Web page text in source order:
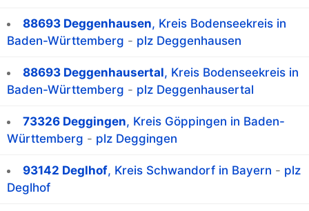
88693 Deggenhausen, Kreis Bodenseekreis in
Baden-Württemberg - plz Deggenhausen
88693 Deggenhausertal, Kreis Bodenseekreis in
Baden-Württemberg - plz Deggenhausertal
73326 Deggingen, Kreis Göppingen in Baden-
Württemberg - plz Deggingen
93142 Deglhof, Kreis Schwandorf in Bayern - plz
Deglhof